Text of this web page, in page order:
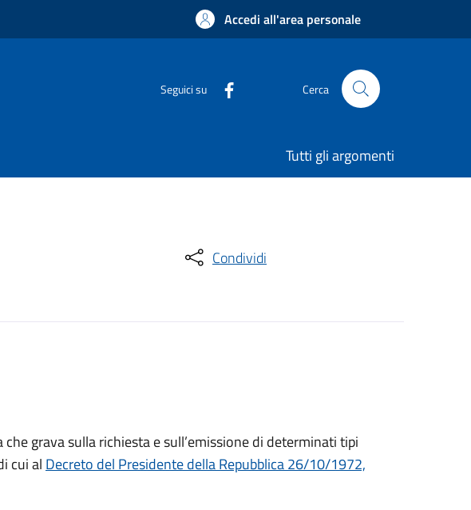
Accedi all'area personale
Seguici su Cerca
Tutti gli argomenti
Condividi
che grava sulla richiesta e sull’emissione di determinati tipi
cui al Decreto del Presidente della Repubblica 26/10/1972,